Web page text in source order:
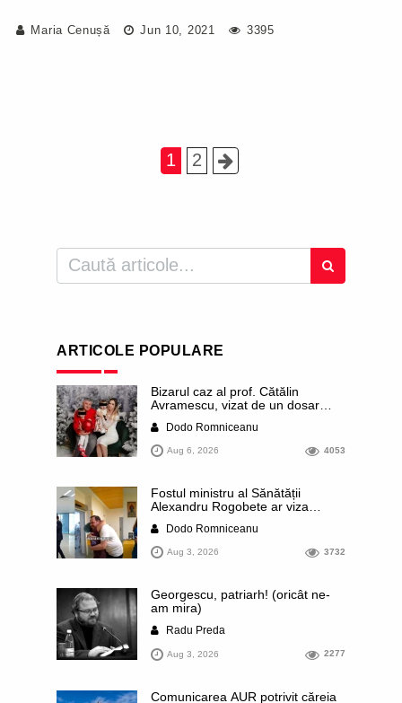
Maria Cenușă Jun 10, 2021 3395
1 2
ARTICOLE POPULARE
Bizarul caz al prof. Cătălin
Avramescu, vizat de un dosar
infantilă”. Miroase a execuție
stalinistă. Cea mai imundă parte a
presei publică inclusiv documente
dezvăluite date ultra-personale
ale profesorului, inclusiv
diagnostice și tratamente
Dodo Romniceanu
Aug 6, 2026 4053
Fostul ministru al Sănătății
Alexandru Rogobete ar viza
al orașului Timișoara. Pesedistul
publică imagini demne de Coreea
de Nord cu femei din Timișoara
Dodo Romniceanu
Aug 3, 2026 3732
Georgescu, patriarh! (oricât ne-
am mira)
Radu Preda
Aug 3, 2026 2277
Comunicarea AUR potrivit căreia